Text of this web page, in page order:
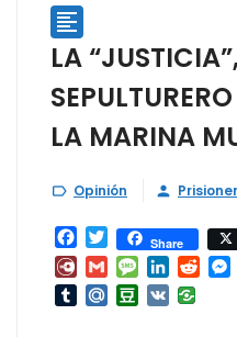

LA
LA MARINA
 Opinión 
Facebook
TwitterShare
Diary.Ru
GmailMessage
TumblrMail.RuDouban
VK